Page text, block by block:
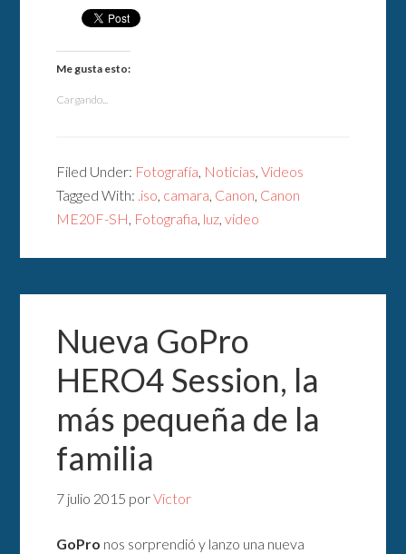
Me gusta esto:
Cargando...
Filed Under: Fotografía, Noticias,Videos
Tagged With: .iso, camara, Canon, Canon
ME20F-SH, Fotografia, luz,video
Nueva GoPro
HERO4 Session, la
más pequeña de la
familia
7 julio 2015 porVictor
GoPro nos sorprendió y lanzo una nueva